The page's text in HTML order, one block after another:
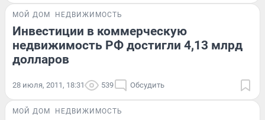
МОЙ ДОМ НЕДВИЖИМОСТЬ
Инвестиции в коммерческую
недвижимость РФ достигли 4,13 млрд
долларов
28 июля, 2011, 18:31 539 Обсудить
МОЙ ДОМ НЕДВИЖИМОСТЬ